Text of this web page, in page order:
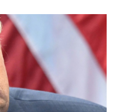
BMD 1.153523
BND 1.477975
BOB 13.708472
BRL 5.882279
BSD 1.153383
BTN 109.752598
BWP 15.568217
BYN 3.434433
BYR 22609.049164